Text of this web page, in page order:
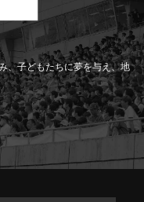
、子どもたちに夢を与え、地